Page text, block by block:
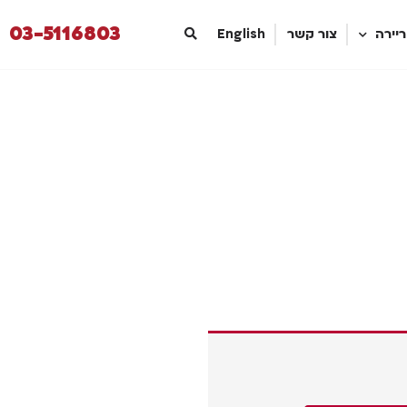
צור קשר English
03-5116803